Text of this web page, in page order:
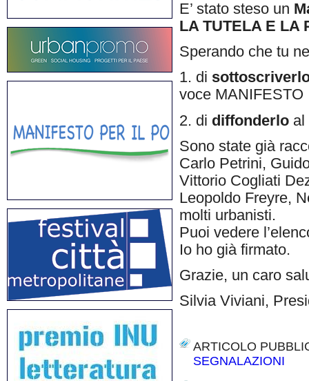
E’ stato steso un
LA TUTELA E LA
Sperando che tu
1. di
voce MANIFESTO
2. di diffonderlo al
Sono state già
Carlo Petrini,
Vittorio Cogliati
Leopoldo Freyre,
molti urbanisti.
Puoi vedere
Io ho già firmato.
Grazie, un caro
Silvia Viviani,
ARTICOLO
SEGNALAZIONI